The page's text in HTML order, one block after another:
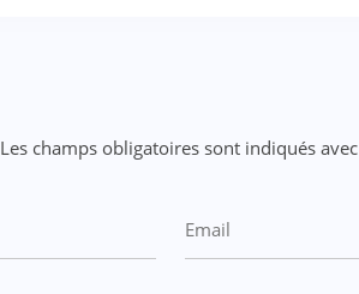
Les champs obligatoires sont indiqués avec